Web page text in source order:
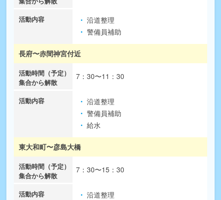
沿道整理
警備員補助
長府〜赤間神宮付近
7：30〜11：30
沿道整理
警備員補助
給水
東大和町〜彦島大橋
7：30〜15：30
沿道整理